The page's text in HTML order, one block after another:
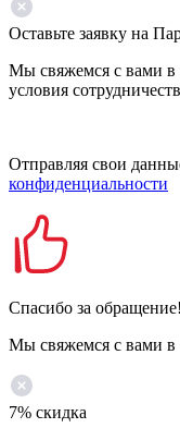
Оставьте заявку на
Мы свяжемся с вами в
условия
Отправляя свои
конфиденциальности
Спасибо за обращение!
Мы свяжемся с вами в
7% скидка